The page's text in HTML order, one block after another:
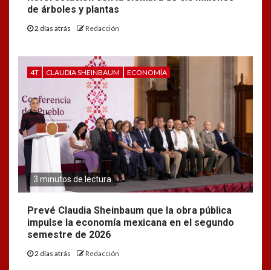
de árboles y plantas
2 días atrás Redacción
4T CLAUDIA SHEINBAUM ECONOMÍA
3 minutos de lectura
Prevé Claudia Sheinbaum que la obra pública
impulse la economía mexicana en el segundo
semestre de 2026
2 días atrás Redacción